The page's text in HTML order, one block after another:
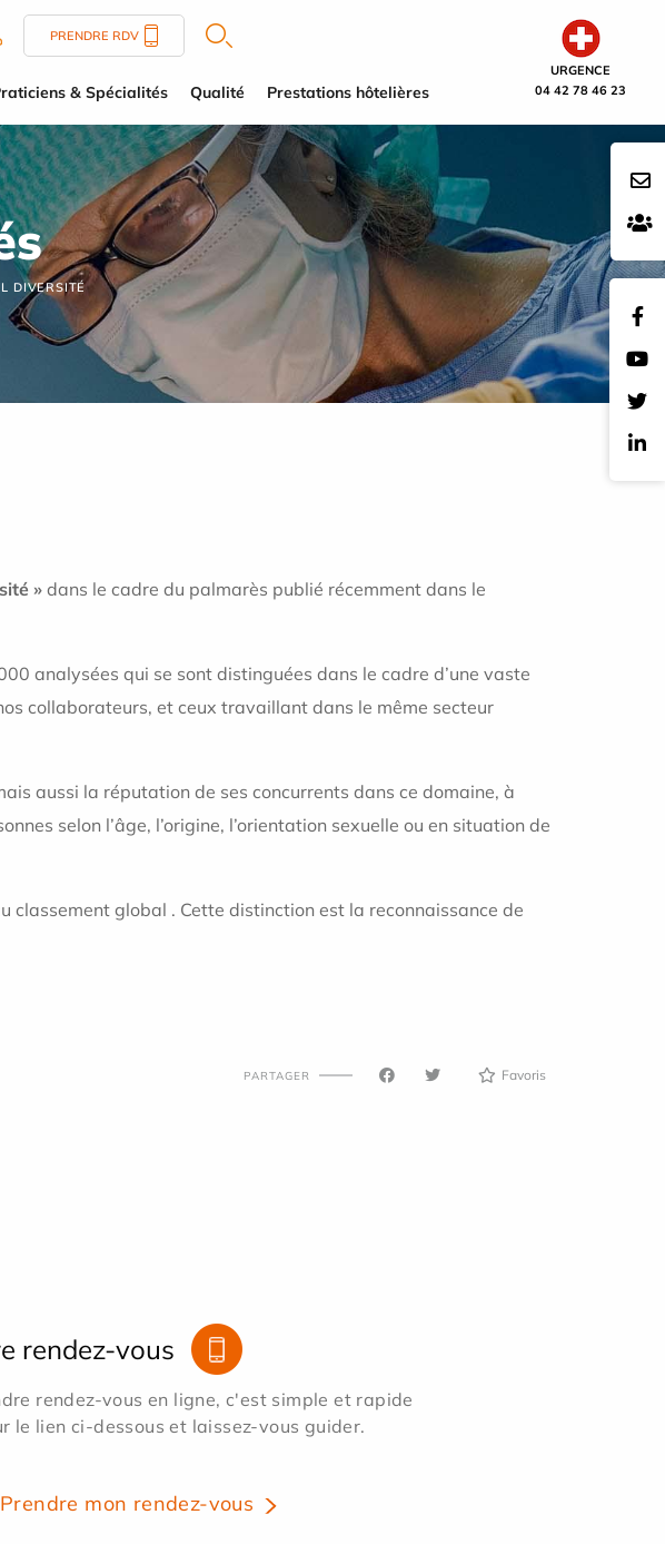
URGENCE
04 42 78 46 23
PRENDRE RDV
& Spécialités Qualité Prestations hôtelières
DIVERSITÉ
» dans le cadre du palmarès publié récemment dans le
analysées qui se sont distinguées dans le cadre d’une vaste
collaborateurs, et ceux travaillant dans le même secteur
aussi la réputation de ses concurrents dans ce domaine, à
selon l’âge, l’origine, l’orientation sexuelle ou en situation de
classement global . Cette distinction est la reconnaissance de
PARTAGER Favoris
rendez-vous
rendez-vous en ligne, c'est simple et rapide
le lien ci-dessous et laissez-vous guider.
Prendre mon rendez-vous